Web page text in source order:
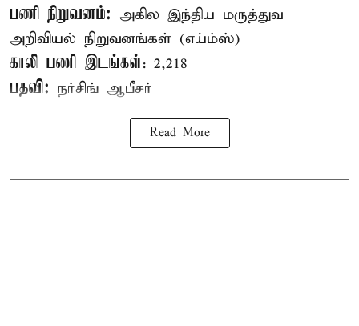
பணி நிறுவனம்: அகில இந்திய மருத்துவ
அறிவியல் நிறுவனங்கள் (எய்ம்ஸ்)
காலி பணி இடங்கள்: 2,218
பதவி: நர்சிங் ஆபீசர்
Read More